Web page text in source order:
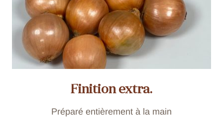
Finition extra.
Préparé entièrement à la main